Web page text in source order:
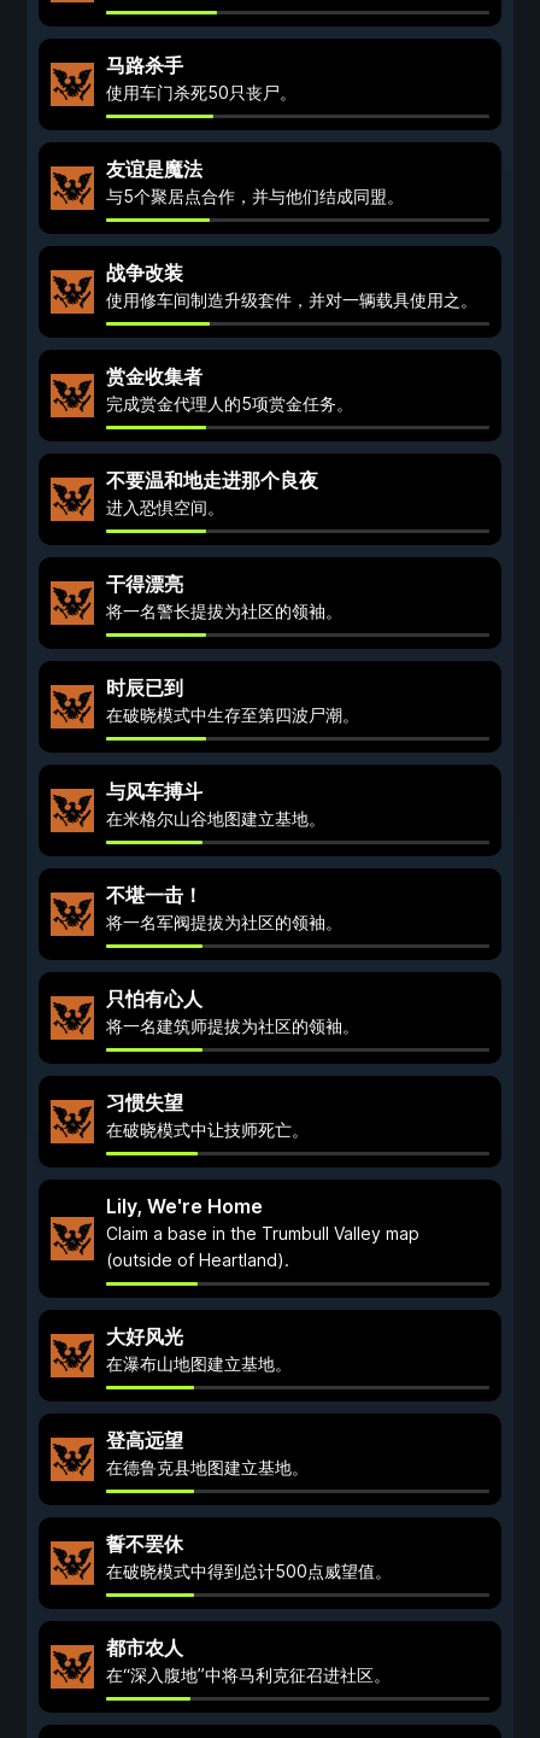
马路杀手
使用车门杀死50只丧尸。
友谊是魔法
与5个聚居点合作，并与他们结成同盟。
战争改装
使用修车间制造升级套件，并对一辆载具使用之。
赏金收集者
完成赏金代理人的5项赏金任务。
不要温和地走进那个良夜
进入恐惧空间。
干得漂亮
将一名警长提拔为社区的领袖。
时辰已到
在破晓模式中生存至第四波尸潮。
与风车搏斗
在米格尔山谷地图建立基地。
不堪一击！
将一名军阀提拔为社区的领袖。
只怕有心人
将一名建筑师提拔为社区的领袖。
习惯失望
在破晓模式中让技师死亡。
Lily, We're Home
Claim a base in the Trumbull Valley map
(outside of Heartland).
大好风光
在瀑布山地图建立基地。
登高远望
在德鲁克县地图建立基地。
誓不罢休
在破晓模式中得到总计500点威望值。
都市农人
在“深入腹地”中将马利克征召进社区。